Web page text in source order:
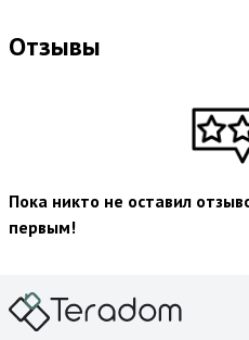
Отзывы
Пока никто не оставил
первым!